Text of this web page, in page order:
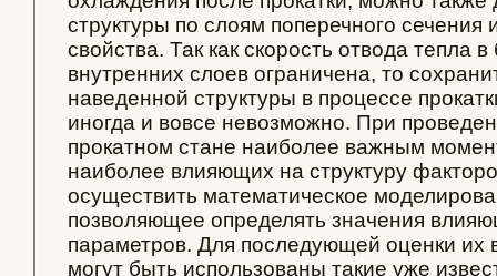
структуры по слоям поперечного
свойства. Так как скорость отвода тепла
внутренних слоев ограничена, то
наведенной структуры в процессе
иногда и вовсе невозможно. При
прокатном стане наиболее важным
наиболее влияющих на структуру
осуществить математическое
позволяющее определять значения
параметров. Для последующей оценки их
могут быть использованы такие уже